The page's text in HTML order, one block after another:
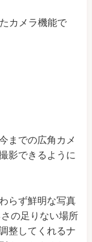
カメラ機能で
までの広角カメ
影できるように
らず鮮明な写真
の足りない場所
整してくれるナ